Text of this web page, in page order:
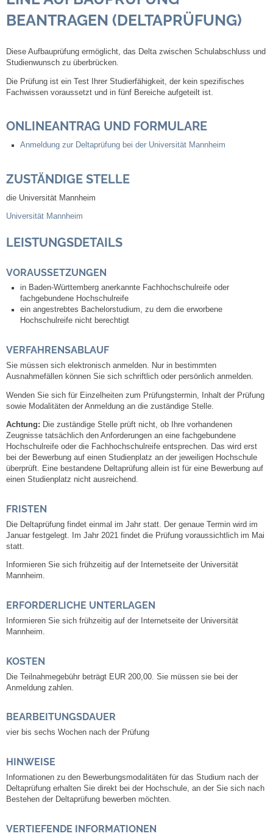
Steuern
Gebühren und Beiträge
Ortsrecht
Trinkwasser - Härtebereich
Redaktionsstatut für das Amtsblatt
Notdienste
Fahrplanauskünfte
Abfall-Infos
Bildergalerie
Rund um den Wein
Schlepper / Traktor
Rathaus
Mitarbeiter
Stellenangebote
Ortsrecht
Bürgerservice
Sitzungsberichte
Ratsinfo
Gutachterausschuss
Leben
BEANTRAGEN (DELTAPRÜFUNG)
Diese Aufbauprüfung ermöglicht, das Delta zwischen Schulabschluss und
Studienwunsch zu überbrücken.
Die Prüfung ist ein Test Ihrer Studierfähigkeit, der kein spezifisches
Fachwissen voraussetzt und in fünf Bereiche aufgeteilt ist.
ONLINEANTRAG UND FORMULARE
Anmeldung zur Deltaprüfung bei der Universität Mannheim
ZUSTÄNDIGE STELLE
die Universität Mannheim
Universität Mannheim
LEISTUNGSDETAILS
VORAUSSETZUNGEN
in Baden-Württemberg anerkannte Fachhochschulreife oder
fachgebundene Hochschulreife
ein angestrebtes Bachelorstudium, zu dem die erworbene
Hochschulreife nicht berechtigt
VERFAHRENSABLAUF
Sie müssen sich elektronisch anmelden. Nur in bestimmten
Ausnahmefällen können Sie sich schriftlich oder persönlich anmelden.
Wenden Sie sich für Einzelheiten zum Prüfungstermin, Inhalt der Prüfung
sowie Modalitäten der Anmeldung an die zuständige Stelle.
Achtung: Die zuständige Stelle prüft nicht, ob Ihre vorhandenen
Zeugnisse tatsächlich den Anforderungen an eine fachgebundene
Hochschulreife oder die Fachhochschulreife entsprechen. Das wird erst
bei der Bewerbung auf einen Studienplatz an der jeweiligen Hochschule
überprüft. Eine bestandene Deltaprüfung allein ist für eine Bewerbung auf
einen Studienplatz nicht ausreichend.
FRISTEN
Die Deltaprüfung findet einmal im Jahr statt. Der genaue Termin wird im
Januar festgelegt. Im Jahr 2021 findet die Prüfung voraussichtlich im Mai
statt.
Informieren Sie sich frühzeitig auf der Internetseite der Universität
Mannheim.
ERFORDERLICHE UNTERLAGEN
Informieren Sie sich frühzeitig auf der Internetseite der Universität
Mannheim.
KOSTEN
Die Teilnahmegebühr beträgt EUR 200,00. Sie müssen sie bei der
Anmeldung zahlen.
BEARBEITUNGSDAUER
vier bis sechs Wochen nach der Prüfung
HINWEISE
Informationen zu den Bewerbungsmodalitäten für das Studium nach der
Deltaprüfung erhalten Sie direkt bei der Hochschule, an der Sie sich nach
Bestehen der Deltaprüfung bewerben möchten.
VERTIEFENDE INFORMATIONEN